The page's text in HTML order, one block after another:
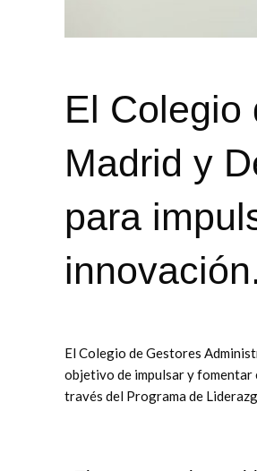
El Colegio
Madrid y
para
innovación.
El Colegio de Gestores
objetivo de impulsar y fomentar
través del Programa de